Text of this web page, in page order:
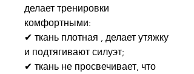
делает тренировки
комфортными:
✔ ткань плотная , делает утяжку
и подтягивают силуэт;
✔ ткань не просвечивает, что